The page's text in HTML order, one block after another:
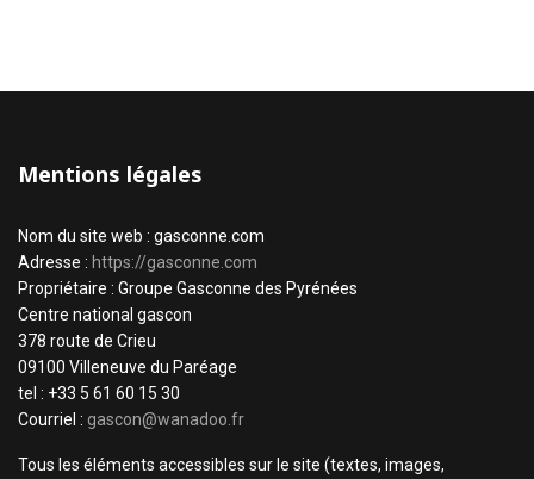
Mentions légales
Nom du site web : gasconne.com
Adresse : https://gasconne.com
Propriétaire : Groupe Gasconne des Pyrénées
Centre national gascon
378 route de Crieu
09100 Villeneuve du Paréage
tel : +33 5 61 60 15 30
Courriel : gascon@wanadoo.fr
Tous les éléments accessibles sur le site (textes, images,